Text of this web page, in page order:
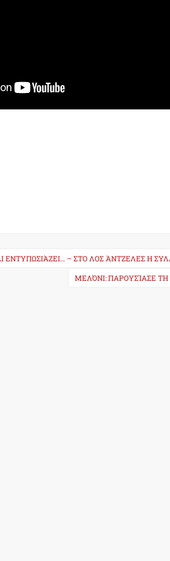
ΕΝΤΥΠΩΣΙΆΖΕΙ… – ΣΤΟ ΛΟΣ ΆΝΤΖΕΛΕΣ
ΜΕΛΌΝΙ: ΠΑΡΟΥΣΊΑΣΕ